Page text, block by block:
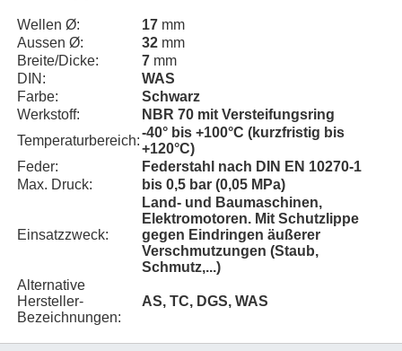
Wellen Ø: 17 mm
Aussen Ø:
32 mm
Breite/Dicke:
7 mm
DIN:
WAS
Farbe:
Schwarz
Werkstoff:
NBR 70 mit Versteifungsring
Temperaturbereich:
-40° bis +100°C (kurzfristig bis
+120°C)
Feder:
Federstahl nach DIN EN 10270-1
Max. Druck:
bis 0,5 bar (0,05 MPa)
Einsatzzweck:
Land- und Baumaschinen,
Elektromotoren. Mit Schutzlippe
gegen Eindringen äußerer
Verschmutzungen (Staub,
Schmutz,...)
Alternative
Hersteller-
Bezeichnungen:
AS, TC, DGS, WAS